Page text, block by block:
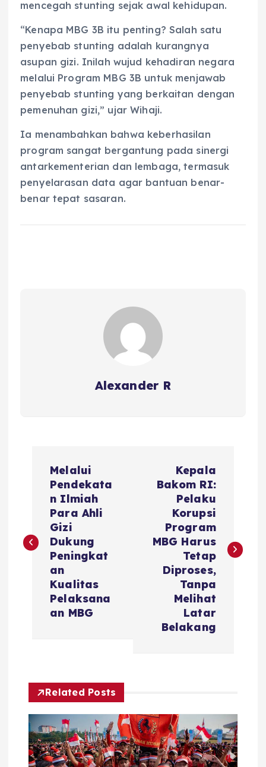
mencegah stunting sejak awal kehidupan.
“Kenapa MBG 3B itu penting? Salah satu
penyebab stunting adalah kurangnya
asupan gizi. Inilah wujud kehadiran negara
melalui Program MBG 3B untuk menjawab
penyebab stunting yang berkaitan dengan
pemenuhan gizi,” ujar Wihaji.
Ia menambahkan bahwa keberhasilan
program sangat bergantung pada sinergi
antarkementerian dan lembaga, termasuk
penyelarasan data agar bantuan benar-
benar tepat sasaran.
Alexander R
t
g
a
t
Melalui
Pendekata
n Ilmiah
Para Ahli
Gizi
Dukung
Peningkat
an
Kualitas
Pelaksana
an MBG
Kepala
Bakom RI:
Pelaku
Korupsi
Program
MBG Harus
Tetap
Diproses,
Tanpa
Melihat
Latar
Belakang
Related Posts